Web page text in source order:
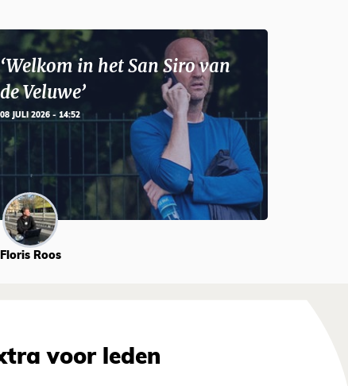
‘Welkom in het San Siro van
de Veluwe’
08 JULI 2026 - 14:52
Floris Roos
voor leden